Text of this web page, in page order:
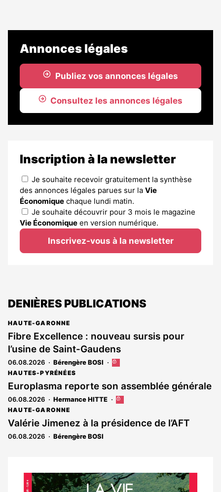
Annonces légales
Publiez vos annonces légales
Consultez les annonces légales
Inscription à la newsletter
Je souhaite recevoir gratuitement la synthèse
des annonces légales parues sur la Vie
Économique chaque lundi matin.
Je souhaite découvrir pour 3 mois le magazine
Vie Économique en version numérique.
Inscrivez-vous à la newsletter
DENIÈRES PUBLICATIONS
HAUTE-GARONNE
Fibre Excellence : nouveau sursis pour
l’usine de Saint-Gaudens
06.08.2026 Bérengère BOSI
Cet
réservé
aux
HAUTES-PYRÉNÉES
Europlasma reporte son assemblée générale
06.08.2026 Hermance HITTE
Cet
est
réservé
HAUTE-GARONNE
Valérie Jimenez à la présidence de l’AFT
06.08.2026 Bérengère BOSI
Notre